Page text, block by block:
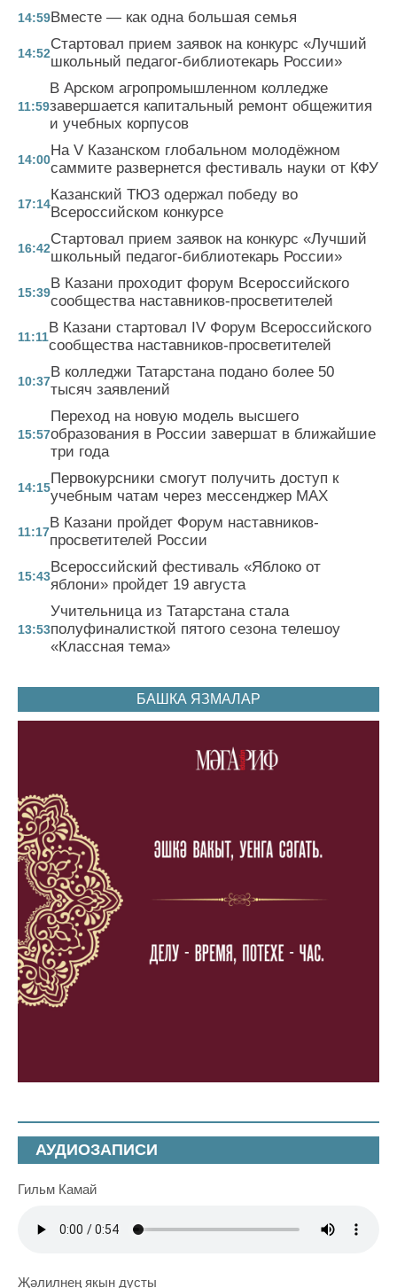
14:59Вместе — как одна большая семья
14:52
Стартовал прием заявок на конкурс «Лучший
школьный педагог-библиотекарь России»
11:59
В Арском агропромышленном колледже
завершается капитальный ремонт общежития
и учебных корпусов
14:00
На V Казанском глобальном молодёжном
саммите развернется фестиваль науки от КФУ
17:14
Казанский ТЮЗ одержал победу во
Всероссийском конкурсе
16:42
Стартовал прием заявок на конкурс «Лучший
школьный педагог-библиотекарь России»
15:39
В Казани проходит форум Всероссийского
сообщества наставников-просветителей
11:11
В Казани стартовал IV Форум Всероссийского
сообщества наставников-просветителей
10:37
В колледжи Татарстана подано более 50
тысяч заявлений
15:57
Переход на новую модель высшего
образования в России завершат в ближайшие
три года
14:15
Первокурсники смогут получить доступ к
учебным чатам через мессенджер MAX
11:17
В Казани пройдет Форум наставников-
просветителей России
15:43
Всероссийский фестиваль «Яблоко от
яблони» пройдет 19 августа
13:53
Учительница из Татарстана стала
полуфиналисткой пятого сезона телешоу
«Классная тема»
БАШКА ЯЗМАЛАР
АУДИОЗАПИСИ
Гильм Камай
Җәлилнең якын дусты